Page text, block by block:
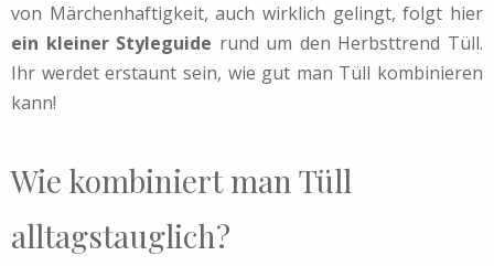
von Märchenhaftigkeit, auch wirklich gelingt, folgt hier
ein kleiner Styleguide rund um den Herbsttrend Tüll.
Ihr werdet erstaunt sein, wie gut man Tüll kombinieren
kann!
Wie kombiniert man Tüll
alltagstauglich?